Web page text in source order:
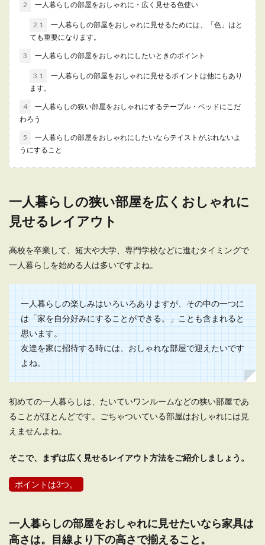
ど、ワンルームでも可能か
一人暮らしをしている人の中で、ふと思い立つこ
す。...
インテリア術とレイアウト
黒で統一しがちですよね。物が溢れているわけで
はないのにな...
一人暮らしのリビングを素敵でおしゃ
一人暮らしの中でもワンルームや１Kと違い、１
LDKは寝室と別のリビングがありますので、お客
さ...
一人暮らしの女の子の部屋を素敵にコ
「一人暮らしの女の子の部屋」と聞くと、可愛く
一人暮らしの部屋って、おしゃれな感じでまとめ
たいなと思いつつも、時間やお金がなくて、「な
2 一人暮らしの部屋をおしゃれに・広く見せる色使い
2.1
一人暮らしの部屋をおしゃれに見せるためには、「色」はと
ても重要になります。
3 一人暮らしの部屋をおしゃれにしたいときのポイント
3.1
一人暮らしの部屋をおしゃれに見せるポイントは他にもあり
ます。
4
一人暮らしの狭い部屋をおしゃれにするテーブル・ベッドにこだ
わろう
5
一人暮らしの部屋をおしゃれにしたいならテイストがぶれないよ
うにすること
一人暮らしの狭い部屋を広くおしゃれに
見せるレイアウト
高校を卒業して、短大や大学、専門学校などに進むタイミングで
一人暮らしを始める人は多いですよね。
一人暮らしの楽しみはいろいろありますが、その中の一つに
は「家を自分好みにすることができる。」ことも含まれると
思います。
友達を家に招待する時には、おしゃれな部屋で迎えたいです
よね。
初めての一人暮らしは、たいていワンルームなどの狭い部屋であ
ることがほとんどです。ごちゃついている部屋はおしゃれには見
えませんよね。
そこで、まずは広く見せるレイアウト方法をご紹介しましょう。
ポイントは3つ。
一人暮らしの部屋をおしゃれに見せたいなら家具は
高さは。目線より下の高さで揃えること。